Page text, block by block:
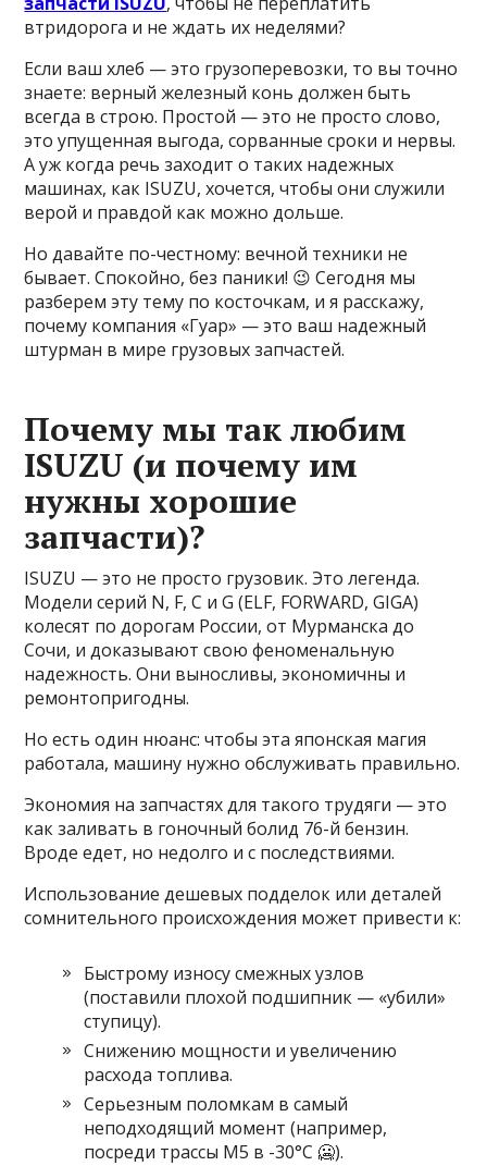
втридорога и не ждать их неделями?
Если ваш хлеб — это грузоперевозки, то вы точно
знаете: верный железный конь должен быть
всегда в строю. Простой — это не просто слово,
это упущенная выгода, сорванные сроки и нервы.
А уж когда речь заходит о таких надежных
машинах, как ISUZU, хочется, чтобы они служили
верой и правдой как можно дольше.
Но давайте по-честному: вечной техники не
бывает. Спокойно, без паники! 😉 Сегодня мы
разберем эту тему по косточкам, и я расскажу,
почему компания «Гуар» — это ваш надежный
штурман в мире грузовых запчастей.
Почему мы так любим
ISUZU (и почему им
нужны хорошие
запчасти)?
ISUZU — это не просто грузовик. Это легенда.
Модели серий N, F, C и G (ELF, FORWARD, GIGA)
колесят по дорогам России, от Мурманска до
Сочи, и доказывают свою феноменальную
надежность. Они выносливы, экономичны и
ремонтопригодны.
Но есть один нюанс: чтобы эта японская магия
работала, машину нужно обслуживать правильно.
Экономия на запчастях для такого трудяги — это
как заливать в гоночный болид 76-й бензин.
Вроде едет, но недолго и с последствиями.
Использование дешевых подделок или деталей
сомнительного происхождения может привести к:
Быстрому износу смежных узлов
(поставили плохой подшипник — «убили»
ступицу).
Снижению мощности и увеличению
расхода топлива.
Серьезным поломкам в самый
неподходящий момент (например,
посреди трассы М5 в -30°C 🥶).